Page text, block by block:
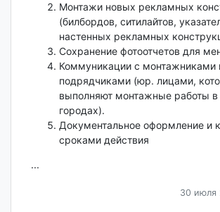
Монтажи новых рекламных
(билбордов, ситилайтов,
настенных рекламных
Сохранение фотоотчетов для
Коммуникации с монтажниками
подрядчиками (юр. лицами,
выполняют монтажные работы в
городах).
Документальное оформление и
сроками действия
...
30 июля